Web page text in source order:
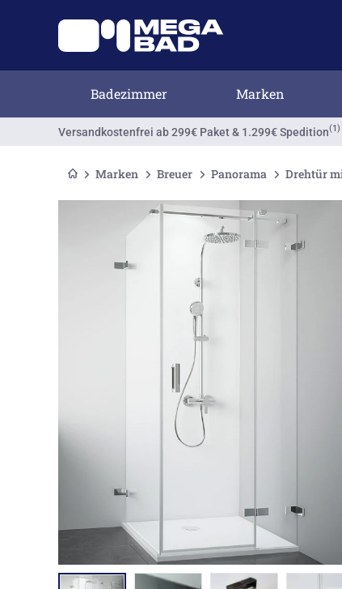
Badezimmer Marken
Versandkostenfrei ab 299€ Paket & 1.299€ Spedition(1)
Marken Breuer Panorama Drehtür